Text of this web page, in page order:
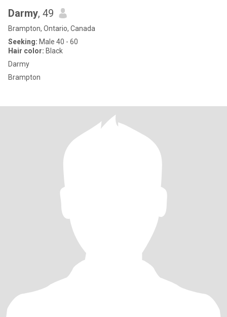
Darmy, 49
Brampton, Ontario, Canada
Seeking: Male 40 - 60
Hair color: Black
Darmy
Brampton